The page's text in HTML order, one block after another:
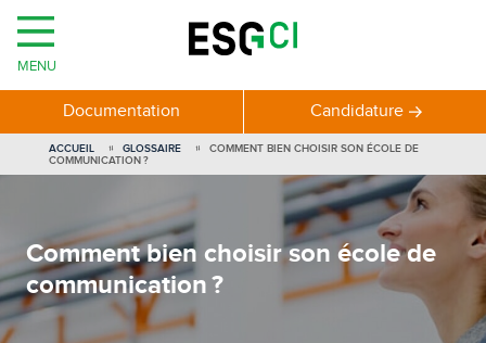
Comment bien choisir son école de
communication ?
ACCUEIL GLOSSAIRE
COMMENT BIEN CHOISIR SON ÉCOLE DE
COMMUNICATION ?
MENU
Documentation Candidature